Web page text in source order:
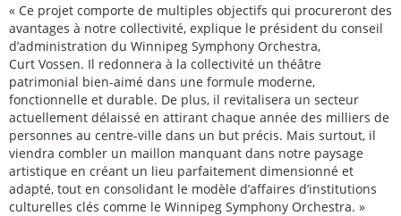
« Ce projet comporte de multiples objectifs qui procureront des
avantages à notre collectivité, explique le président du conseil
d’administration du Winnipeg Symphony Orchestra,
Curt Vossen. Il redonnera à la collectivité un théâtre
patrimonial bien-aimé dans une formule moderne,
fonctionnelle et durable. De plus, il revitalisera un secteur
actuellement délaissé en attirant chaque année des milliers de
personnes au centre-ville dans un but précis. Mais surtout, il
viendra combler un maillon manquant dans notre paysage
artistique en créant un lieu parfaitement dimensionné et
adapté, tout en consolidant le modèle d’affaires d’institutions
culturelles clés comme le Winnipeg Symphony Orchestra. »